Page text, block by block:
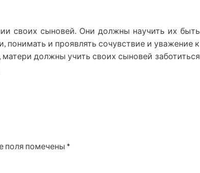
своих сыновей. Они должны научить их быть
и проявлять сочувствие и уважение к
должны учить своих сыновей заботиться
поля помечены *